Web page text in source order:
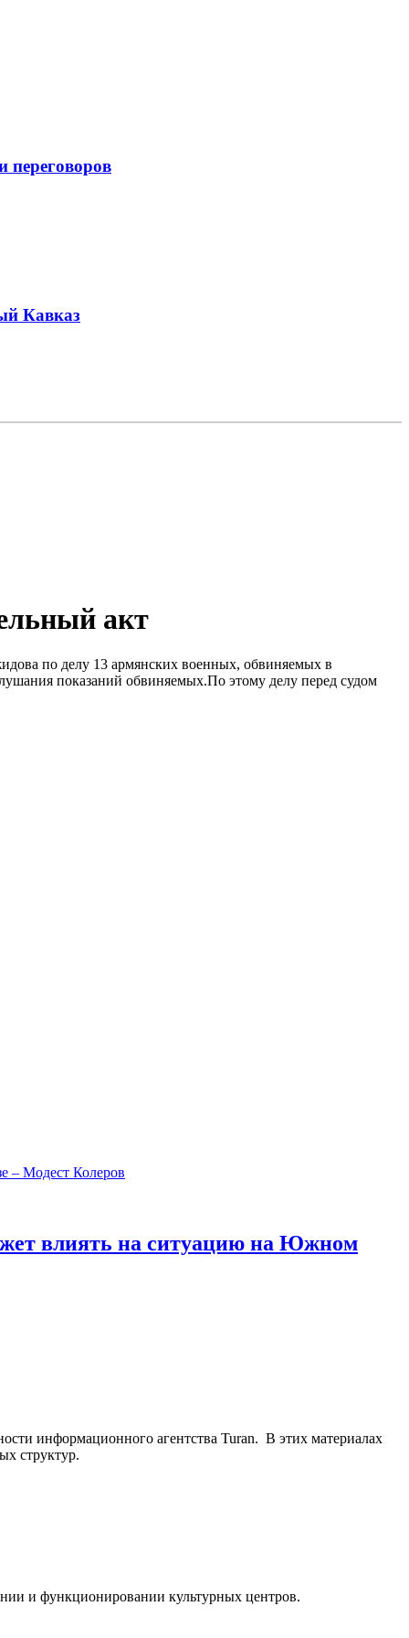
переговоров
Кавказ
акт
по делу 13 армянских военных, обвиняемых в
показаний обвиняемых.По этому делу перед судом
влиять на ситуацию на Южном
информационного агентства Turan. В этих материалах
структур.
и функционировании культурных центров.